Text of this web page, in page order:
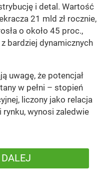
i detal. Wartość
21 mld zł rocznie,
o około 45 proc.,
bardziej dynamicznych
uwagę, że potencjał
w pełni – stopień
liczony jako relacja
wynosi zaledwie